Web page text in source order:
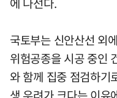
국토부는 신안산선 외
위험공종을 시공 중인
와 함께 집중 점검하기